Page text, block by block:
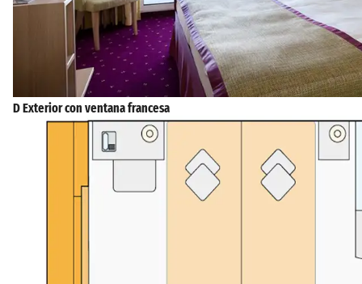
D Exterior con ventana francesa